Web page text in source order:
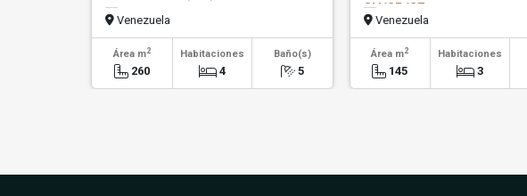
Venezuela
Área m2
260
Habitaciones
4
Baño(s)
5
3H/3B/2E
Venezuela
Área m2
145
Habitaciones
3